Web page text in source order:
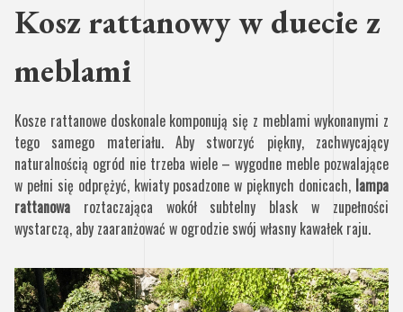
Kosz rattanowy w duecie z
meblami
Kosze rattanowe doskonale komponują się z meblami wykonanymi z
tego samego materiału. Aby stworzyć piękny, zachwycający
naturalnością ogród nie trzeba wiele – wygodne meble pozwalające
w pełni się odprężyć, kwiaty posadzone w pięknych donicach, lampa
rattanowa roztaczająca wokół subtelny blask w zupełności
wystarczą, aby zaaranżować w ogrodzie swój własny kawałek raju.